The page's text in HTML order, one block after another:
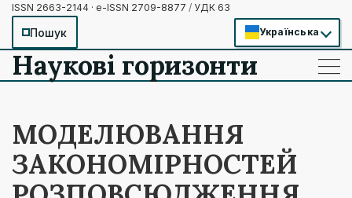
ISSN 2663-2144 · e-ISSN 2709-8877 / УДК 63
Пошук Українська
Наукові горизонти ——
——
——
МОДЕЛЮВАННЯ
ЗАКОНОМІРНОСТЕЙ